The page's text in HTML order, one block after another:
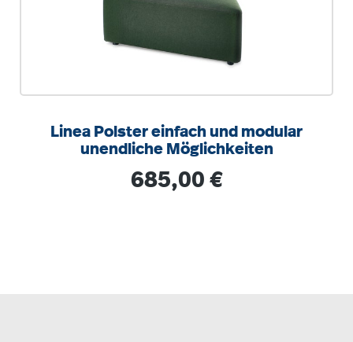
Linea Polster einfach und modular
unendliche Möglichkeiten
Regulärer Preis:
685,00 €